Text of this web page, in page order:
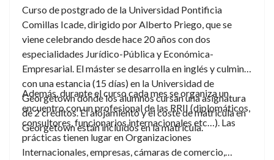
Europeo de Educación Superior. Para más información
aquí.
Curso de postgrado de la Universidad Pontificia
Comillas Icade, dirigido por Alberto Priego, que se
viene celebrando desde hace 20 años con dos
especialidades Jurídico-Pública y Económica-
Empresarial. El máster se desarrolla en inglés y culmina
con una estancia (15 días) en la Universidad de
Georgetown donde los alumnos cursan una asignatura
de 2 créditos. El alojamiento y el coste de matrícula en
Georgetown están incluidos en la matrícula.
Además, durante el curso cada mes se organiza un
encuentro con un profesional de las RRII (diplomáticos,
consultores, funcionarios internacionales etc…). Las
prácticas tienen lugar en Organizaciones
Internacionales, empresas, cámaras de comercio,